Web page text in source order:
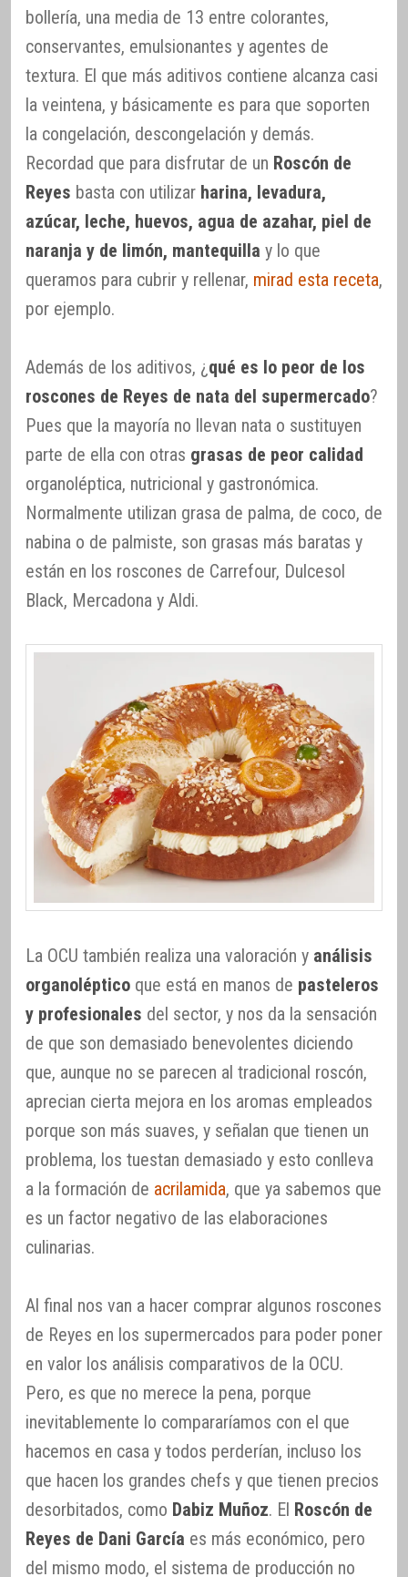
bollería, una media de 13 entre colorantes,
conservantes, emulsionantes y agentes de
textura. El que más aditivos contiene alcanza casi
la veintena, y básicamente es para que soporten
la congelación, descongelación y demás.
Recordad que para disfrutar de un Roscón de
Reyes basta con utilizar harina, levadura,
azúcar, leche, huevos, agua de azahar, piel de
naranja y de limón, mantequilla y lo que
queramos para cubrir y rellenar, mirad esta receta,
por ejemplo.
Además de los aditivos, ¿ qué es lo peor de los
roscones de Reyes de nata del supermercado?
Pues que la mayoría no llevan nata o sustituyen
parte de ella con otras grasas de peor calidad
organoléptica, nutricional y gastronómica.
Normalmente utilizan grasa de palma, de coco, de
nabina o de palmiste, son grasas más baratas y
están en los roscones de Carrefour, Dulcesol
Black, Mercadona y Aldi.
La OCU también realiza una valoración y análisis
organoléptico que está en manos de pasteleros
y profesionales del sector, y nos da la sensación
de que son demasiado benevolentes diciendo
que, aunque no se parecen al tradicional roscón,
aprecian cierta mejora en los aromas empleados
porque son más suaves, y señalan que tienen un
problema, los tuestan demasiado y esto conlleva
a la formación de acrilamida, que ya sabemos que
es un factor negativo de las elaboraciones
culinarias.
Al final nos van a hacer comprar algunos roscones
de Reyes en los supermercados para poder poner
en valor los análisis comparativos de la OCU.
Pero, es que no merece la pena, porque
inevitablemente lo compararíamos con el que
hacemos en casa y todos perderían, incluso los
que hacen los grandes chefs y que tienen precios
desorbitados, como Dabiz Muñoz. El Roscón de
Reyes de Dani García es más económico, pero
del mismo modo, el sistema de producción no